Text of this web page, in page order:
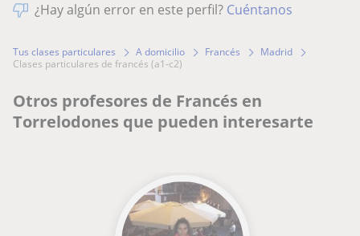
¿Hay algún error en este perfil? Cuéntanos
Tus clases particulares A domicilio Francés
Madrid
clases particulares de francés (a1-c2)
Otros profesores de Francés en
Torrelodones que pueden interesarte